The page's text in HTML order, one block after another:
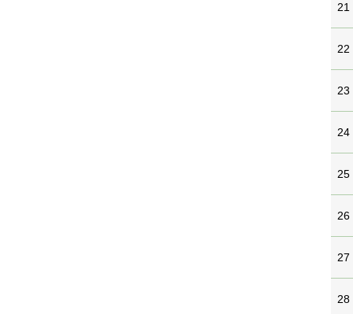
21
22
23
24
25
26
27
28